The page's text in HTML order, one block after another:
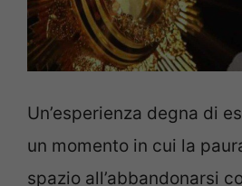
Un’esperienza degna di
un momento in cui la
spazio all’abbandonarsi